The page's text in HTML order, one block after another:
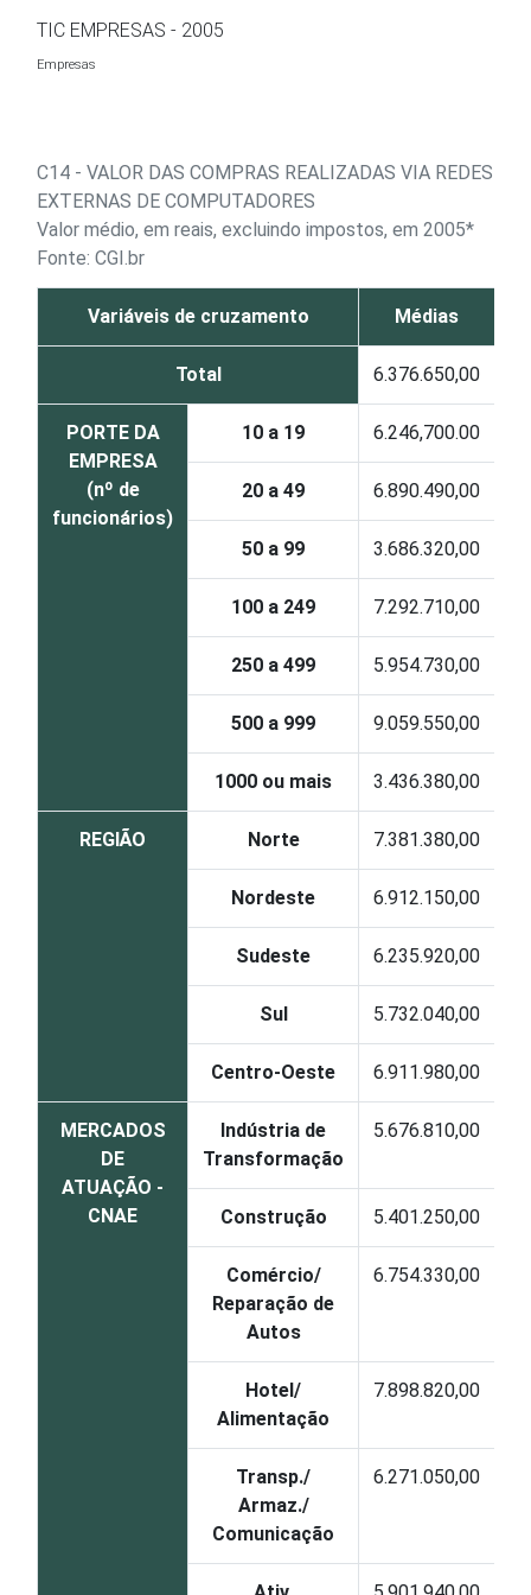
TIC EMPRESAS - 2005
Empresas
C14 - VALOR DAS COMPRAS REALIZADAS VIA REDES
EXTERNAS DE COMPUTADORES
Valor médio, em reais, excluindo impostos, em 2005*
Fonte: CGI.br
Variáveis de cruzamento Médias
Total 6.376.650,00
PORTE DA
EMPRESA
(nº de
funcionários)
10 a 19 6.246,700.00
20 a 49 6.890.490,00
50 a 99 3.686.320,00
100 a 249 7.292.710,00
250 a 499 5.954.730,00
500 a 999 9.059.550,00
1000 ou mais 3.436.380,00
REGIÃO Norte 7.381.380,00
Nordeste 6.912.150,00
Sudeste 6.235.920,00
Sul 5.732.040,00
Centro-Oeste 6.911.980,00
MERCADOS
DE
ATUAÇÃO -
CNAE
Indústria de
Transformação
5.676.810,00
Construção 5.401.250,00
Comércio/
Reparação de
Autos
6.754.330,00
Hotel/
Alimentação
7.898.820,00
Transp./
Armaz./
Comunicação
6.271.050,00